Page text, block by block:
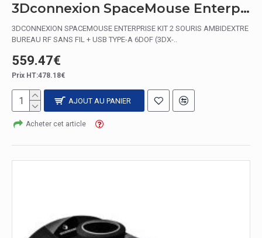
3Dconnexion SpaceMouse Enterprise Kit 2 souris Ambidextre RF Wireless + USB Type-A 6DoF
3DCONNEXION SPACEMOUSE ENTERPRISE KIT 2 SOURIS AMBIDEXTRE
BUREAU RF SANS FIL + USB TYPE-A 6DOF (3DX-..
559.47€
Prix HT:478.18€
AJOUT AU PANIER
Acheter cet article